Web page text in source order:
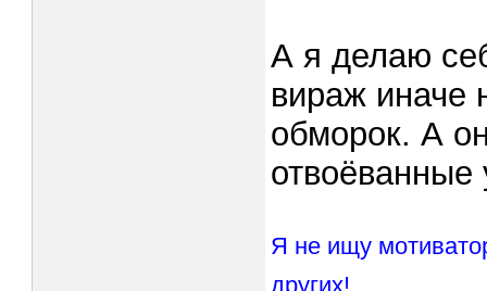
А я делаю
вираж иначе
обморок. А
Я не ищу
других!